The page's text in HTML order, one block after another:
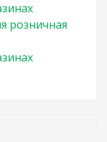
розничная